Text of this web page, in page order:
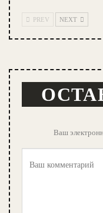
PREV NEXT
Ваш